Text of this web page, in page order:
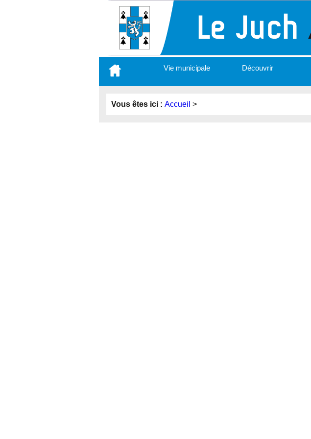
contenu
Vie municipale Découvrir
Vous êtes ici : Accueil >